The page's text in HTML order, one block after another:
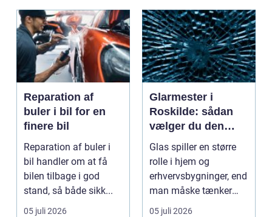
Reparation af
buler i bil for en
finere bil
Reparation af buler i
bil handler om at få
bilen tilbage i god
stand, så både sikk...
05 juli 2026
Glarmester i
Roskilde: sådan
vælger du den
rette fagmand til
dine glasopgaver
Glas spiller en større
rolle i hjem og
erhvervsbygninger, end
man måske tænker
ov...
05 juli 2026